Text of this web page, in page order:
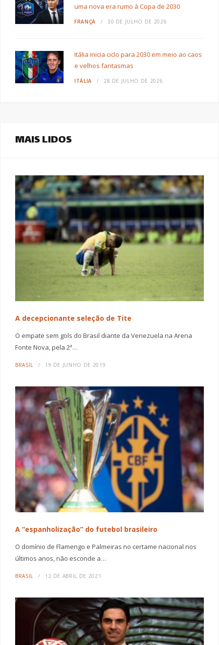
uma nova era rumo à Copa de 2030
FRANÇA 30 DE JULHO DE 2026
Itália inicia ciclo para 2030 em meio ao caos
e velhos fantasmas
ITÁLIA 28 DE JULHO DE 2026
MAIS LIDOS
A decepcionante seleção de Tite
O empate sem gols do Brasil diante da Venezuela na Arena
Fonte Nova, pela 2ª…
BRASIL 19 DE JUNHO DE 2019
A “espanholização” do futebol brasileiro
O domínio de Flamengo e Palmeiras no certame nacional nos
últimos anos, não esconde a…
BRASIL 12 DE ABRIL DE 2021